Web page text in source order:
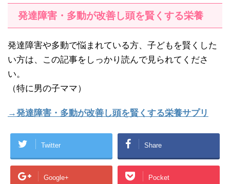
発達障害・多動が改善し頭を賢くする栄養
発達障害や多動で悩まれている方、子どもを賢くした
い方は、この記事をしっかり読んで見られてくださ
い。
（特に男の子ママ）
→発達障害・多動が改善し頭を賢くする栄養サプリ
Twitter Share
Google+ Pocket